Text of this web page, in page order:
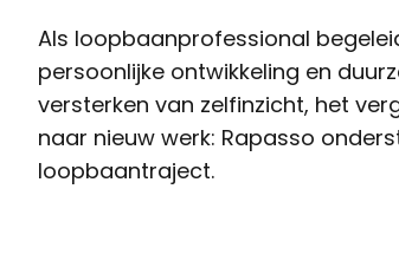
Als loopbaanprofessional
persoonlijke ontwikkeling en
versterken van zelfinzicht, het
naar nieuw werk: Rapasso
loopbaantraject.